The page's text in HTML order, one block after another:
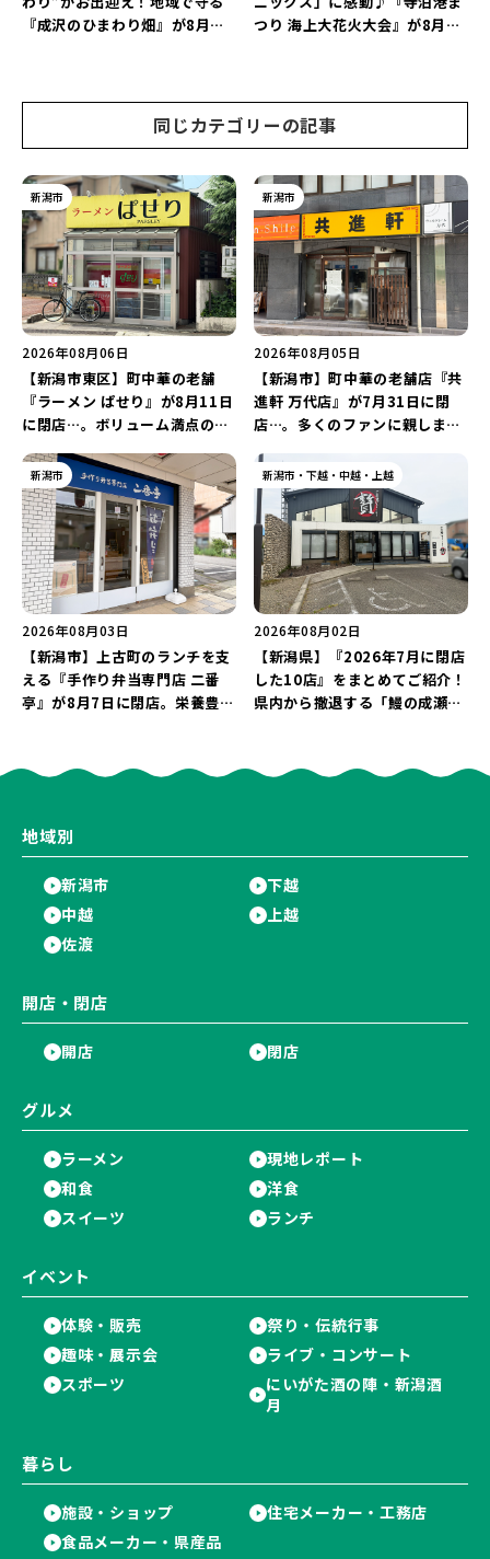
『成沢のひまわり畑』が8月中
つり 海上大花火大会』が8月7
同じカテゴリーの記事
新潟市
2026年08月06日
【新潟市東区】町中華の老舗
『ラーメン ぱせり』が8月11日
に閉店…。ボリューム満点の名
新潟市
2026年08月05日
【新潟市】町中華の老舗店『共
進軒 万代店』が7月31日に閉
店…。多くのファンに親しまれ
新潟市
2026年08月03日
【新潟市】上古町のランチを支
える『手作り弁当専門店 二番
亭』が8月7日に閉店。栄養豊富
新潟市・下越・中越・上越
2026年08月02日
【新潟県】『2026年7月に閉店
した10店』をまとめてご紹介！
県内から撤退する「鰻の成瀬」
地域別
新潟市
下越
中越
上越
佐渡
開店・閉店
開店 閉店
グルメ
ラーメン
現地レポート
和食
洋食
スイーツ
ランチ
イベント
体験・販売
祭り・伝統行事
趣味・展示会
ライブ・コンサート
スポーツ
にいがた酒の陣・新潟酒
月
暮らし
施設・ショップ
住宅メーカー・工務店
食品メーカー・県産品